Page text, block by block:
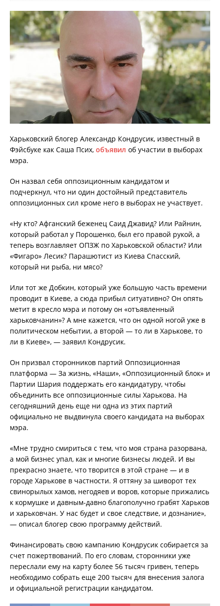
Харьковский блогер Александр Кондрусик, известный в
Фэйсбуке как Саша Псих, объявил об участии в выборах
мэра.
Он назвал себя оппозиционным кандидатом и
подчеркнул, что ни один достойный представитель
оппозиционных сил кроме него в выборах не участвует.
«Ну кто? Афганский беженец Саид Джавид? Или Райнин,
который работал у Порошенко, был его правой рукой, а
теперь возглавляет ОПЗЖ по Харьковской области? Или
«Фигаро» Лесик? Парашютист из Киева Спасский,
который ни рыба, ни мясо?
Или тот же Добкин, который уже большую часть времени
проводит в Киеве, а сюда прибыл ситуативно? Он опять
метит в кресло мэра и потому он «отъявленный
харьковчанин»? А мне кажется, что он одной ногой уже в
политическом небытии, а второй — то ли в Харькове, то
ли в Киеве», — заявил Кондрусик.
Он призвал сторонников партий Оппозиционная
платформа — За жизнь, «Наши», «Оппозиционный блок» и
Партии Шария поддержать его кандидатуру, чтобы
объединить все оппозиционные силы Харькова. На
сегодняшний день еще ни одна из этих партий
официально не выдвинула своего кандидата на выборах
мэра.
«Мне трудно смириться с тем, что моя страна разорвана,
а мой бизнес упал, как и многие бизнесы людей. И вы
прекрасно знаете, что творится в этой стране — и в
городе Харькове в частности. Я оттяну за шиворот тех
свинорылых хамов, негодяев и воров, которые прижались
к кормушке и давным-давно благополучно грабят Харьков
и харьковчан. У нас будет и свое следствие, и дознание»,
— описал блогер свою программу действий.
Финансировать свою кампанию Кондрусик собирается за
счет пожертвований. По его словам, сторонники уже
переслали ему на карту более 56 тысяч гривен, теперь
необходимо собрать еще 200 тысяч для внесения залога
и официальной регистрации кандидатом.